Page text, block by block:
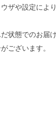
ザや設定によ
状態でのお届
ございます。